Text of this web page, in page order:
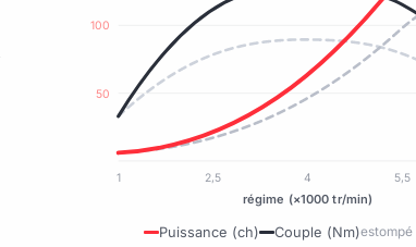
50
100
1 2,5 4 5,5
régime (×1000 tr/min)
Puissance (ch) Couple (Nm)